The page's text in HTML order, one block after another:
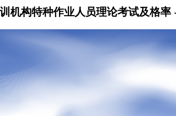
机构特种作业人员理论考试及格率